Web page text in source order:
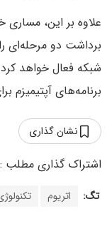
علاوه بر این،
برداشت دو مرحله‌ای
برنامه‌های آپتیمیزم
نشان گذاری
تگ: اتریوم